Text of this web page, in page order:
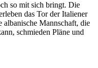
so mit sich bringt. Die
das Tor der Italiener
albanische Mannschaft, die
schmieden Pläne und